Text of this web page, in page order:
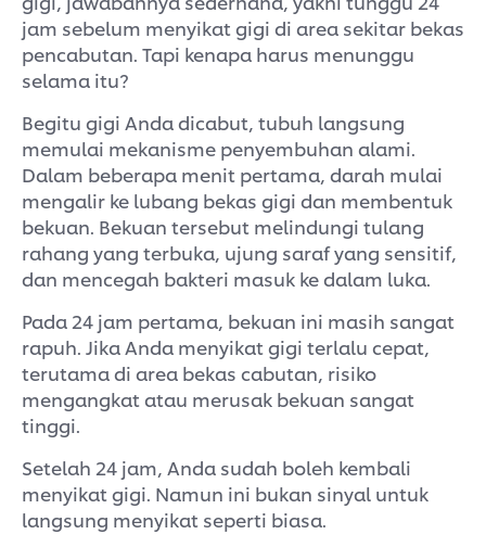
jam sebelum menyikat gigi di area sekitar bekas
pencabutan. Tapi kenapa harus menunggu
selama itu?
Begitu gigi Anda dicabut, tubuh langsung
memulai mekanisme penyembuhan alami.
Dalam beberapa menit pertama, darah mulai
mengalir ke lubang bekas gigi dan membentuk
bekuan. Bekuan tersebut melindungi tulang
rahang yang terbuka, ujung saraf yang sensitif,
dan mencegah bakteri masuk ke dalam luka.
Pada 24 jam pertama, bekuan ini masih sangat
rapuh. Jika Anda menyikat gigi terlalu cepat,
terutama di area bekas cabutan, risiko
mengangkat atau merusak bekuan sangat
tinggi.
Setelah 24 jam, Anda sudah boleh kembali
menyikat gigi. Namun ini bukan sinyal untuk
langsung menyikat seperti biasa.